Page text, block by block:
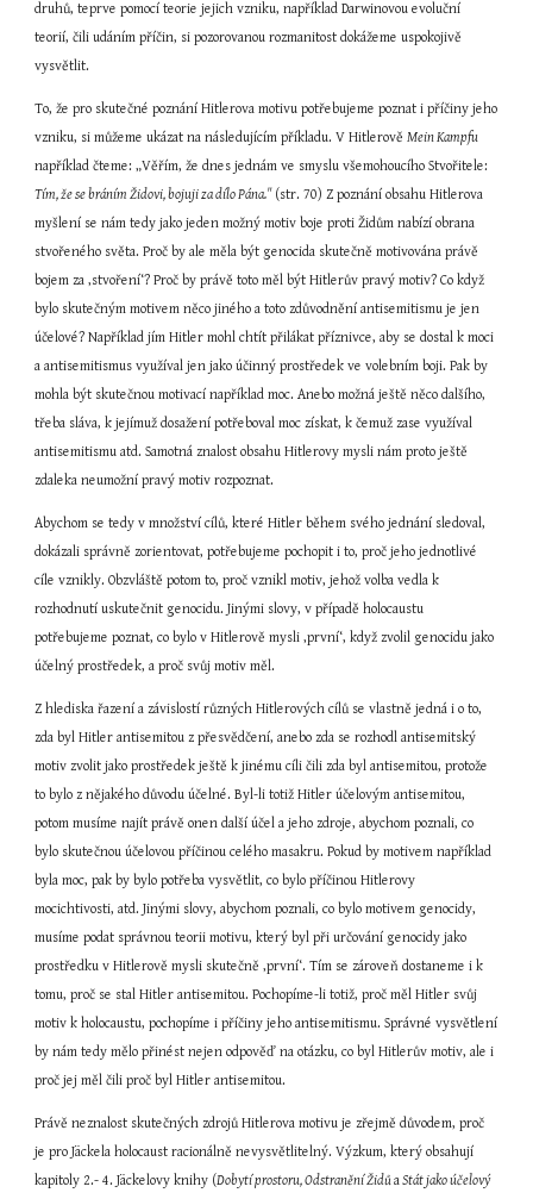
druhů, teprve pomocí teorie jejich vzniku, například Darwinovou evoluční
teorií, čili udáním příčin, si pozorovanou rozmanitost dokážeme uspokojivě
vysvětlit.
To, že pro skutečné poznání Hitlerova motivu potřebujeme poznat i příčiny jeho
vzniku, si můžeme ukázat na následujícím příkladu. V Hitlerově Mein Kampfu
Tím, že se bráním Židovi, bojuji za dílo Pána." (str. 70) Z poznání obsahu Hitlerova
myšlení se nám tedy jako jeden možný motiv boje proti Židům nabízí obrana
stvořeného světa. Proč by ale měla být genocida skutečně motivována právě
bojem za ‚stvoření‘? Proč by právě toto měl být Hitlerův pravý motiv? Co když
bylo skutečným motivem něco jiného a toto zdůvodnění antisemitismu je jen
účelové? Například jím Hitler mohl chtít přilákat příznivce, aby se dostal k moci
a antisemitismus využíval jen jako účinný prostředek ve volebním boji. Pak by
mohla být skutečnou motivací například moc. Anebo možná ještě něco dalšího,
třeba sláva, k jejímuž dosažení potřeboval moc získat, k čemuž zase využíval
antisemitismu atd. Samotná znalost obsahu Hitlerovy mysli nám proto ještě
zdaleka neumožní pravý motiv rozpoznat.
Abychom se tedy v množství cílů, které Hitler během svého jednání sledoval,
dokázali správně zorientovat, potřebujeme pochopit i to, proč jeho jednotlivé
cíle vznikly. Obzvláště potom to, proč vznikl motiv, jehož volba vedla k
rozhodnutí uskutečnit genocidu. Jinými slovy, v případě holocaustu
potřebujeme poznat, co bylo v Hitlerově mysli ‚první‘, když zvolil genocidu jako
účelný prostředek, a proč svůj motiv měl.
Z hlediska řazení a závislostí různých Hitlerových cílů se vlastně jedná i o to,
zda byl Hitler antisemitou z přesvědčení, anebo zda se rozhodl antisemitský
motiv zvolit jako prostředek ještě k jinému cíli čili zda byl antisemitou, protože
to bylo z nějakého důvodu účelné. Byl-li totiž Hitler účelovým antisemitou,
potom musíme najít právě onen další účel a jeho zdroje, abychom poznali, co
bylo skutečnou účelovou příčinou celého masakru. Pokud by motivem například
byla moc, pak by bylo potřeba vysvětlit, co bylo příčinou Hitlerovy
mocichtivosti, atd. Jinými slovy, abychom poznali, co bylo motivem genocidy,
musíme podat správnou teorii motivu, který byl při určování genocidy jako
prostředku v Hitlerově mysli skutečně ‚první‘. Tím se zároveň dostaneme i k
tomu, proč se stal Hitler antisemitou. Pochopíme-li totiž, proč měl Hitler svůj
motiv k holocaustu, pochopíme i příčiny jeho antisemitismu. Správné vysvětlení
by nám tedy mělo přinést nejen odpověď na otázku, co byl Hitlerův motiv, ale i
proč jej měl čili proč byl Hitler antisemitou.
Právě neznalost skutečných zdrojů Hitlerova motivu je zřejmě důvodem, proč
je pro Jäckela holocaust racionálně nevysvětlitelný. Výzkum, který obsahují
kapitoly 2.- 4. Jäckelovy knihy (Dobytí prostoru, Odstranění Židů a Stát jako účelový